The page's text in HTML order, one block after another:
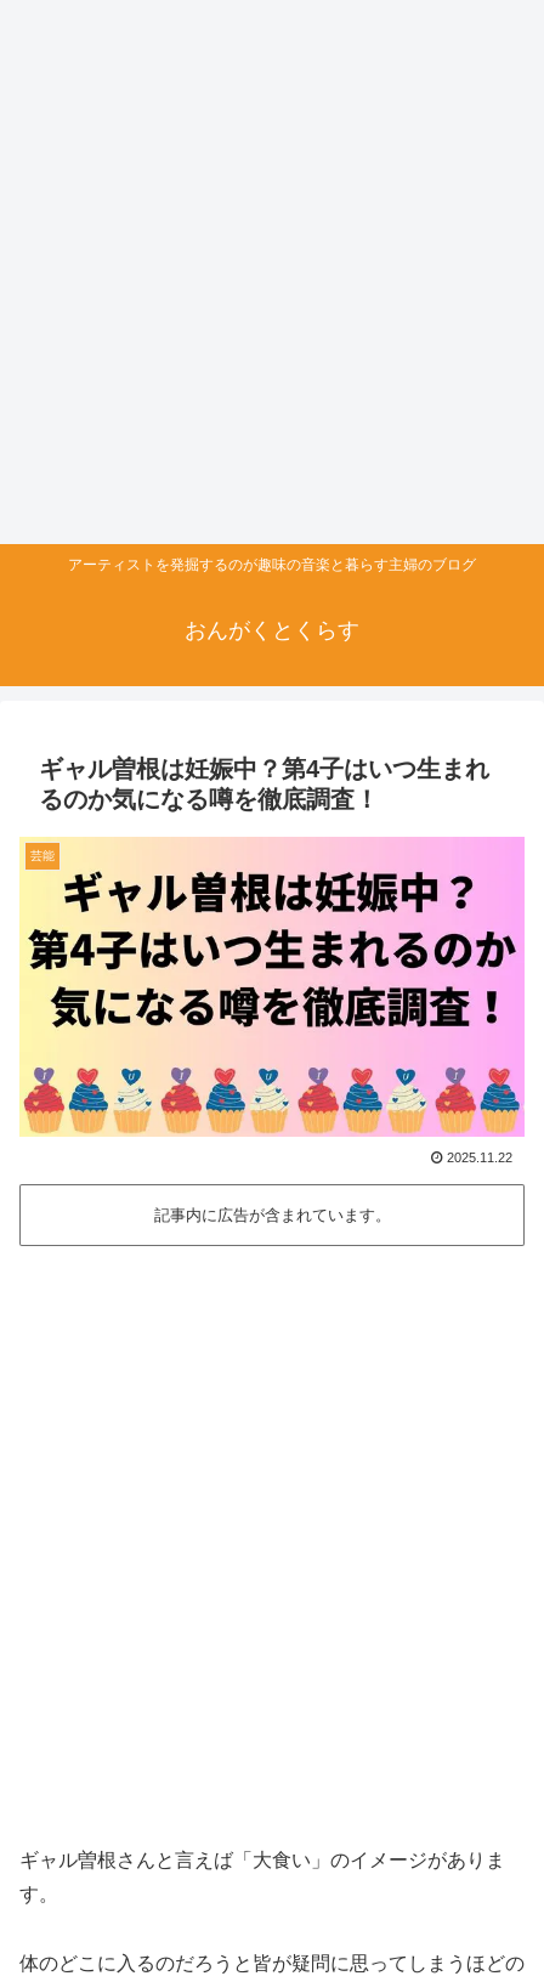
アーティストを発掘するのが趣味の音楽と暮らす主婦のブログ
おんがくとくらす
ギャル曽根は妊娠中？第4子はいつ生まれ
るのか気になる噂を徹底調査！
芸能
2025.11.22
記事内に広告が含まれています。
ギャル曽根さんと言えば「大食い」のイメージがありま
す。
体のどこに入るのだろうと皆が疑問に思ってしまうほどの